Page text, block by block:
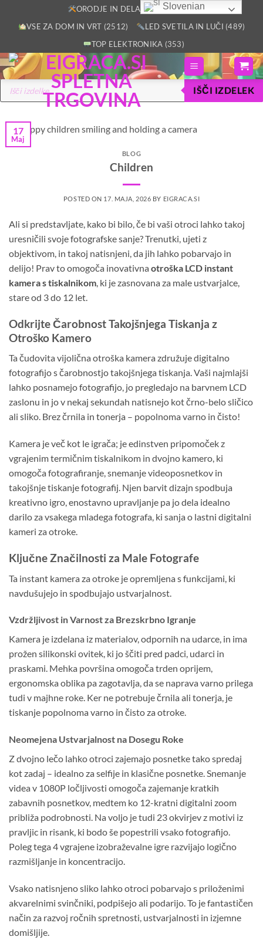
ORODJE IN DELAVNICA (2805)
VSE ZA DOM IN VRT (2512)
LED SVETILA IN LUČI (489)
TOP ELEKTRONIKA (353)
Products
search
IŠČI IZDELEK
17
Maj
BLOG
Children
POSTED ON 17. MAJA, 2026 BY EIGRACA.SI
Ali si predstavljate, kako bi bilo, če bi vaši otroci lahko takoj
uresničili svoje fotografske sanje? Trenutki, ujeti z
objektivom, in takoj natisnjeni, da jih lahko pobarvajo in
delijo! Prav to omogoča inovativna otroška LCD instant
kamera s tiskalnikom, ki je zasnovana za male ustvarjalce,
stare od 3 do 12 let.
Odkrijte Čarobnost Takojšnjega Tiskanja z
Otroško Kamero
Ta čudovita vijolična otroška kamera združuje digitalno
fotografijo s čarobnostjo takojšnjega tiskanja. Vaši najmlajši
lahko posnamejo fotografijo, jo pregledajo na barvnem LCD
zaslonu in jo v nekaj sekundah natisnejo kot črno-belo sličico
ali sliko. Brez črnila in tonerja – popolnoma varno in čisto!
Kamera je več kot le igrača; je edinstven pripomoček z
vgrajenim termičnim tiskalnikom in dvojno kamero, ki
omogoča fotografiranje, snemanje videoposnetkov in
takojšnje tiskanje fotografij. Njen barvit dizajn spodbuja
kreativno igro, enostavno upravljanje pa jo dela idealno
darilo za vsakega mladega fotografa, ki sanja o lastni digitalni
kameri za otroke.
Ključne Značilnosti za Male Fotografe
Ta instant kamera za otroke je opremljena s funkcijami, ki
navdušujejo in spodbujajo ustvarjalnost.
Vzdržljivost in Varnost za Brezskrbno Igranje
Kamera je izdelana iz materialov, odpornih na udarce, in ima
prožen silikonski ovitek, ki jo ščiti pred padci, udarci in
praskami. Mehka površina omogoča trden oprijem,
ergonomska oblika pa zagotavlja, da se naprava varno prilega
tudi v majhne roke. Ker ne potrebuje črnila ali tonerja, je
tiskanje popolnoma varno in čisto za otroke.
Neomejena Ustvarjalnost na Dosegu Roke
Z dvojno lečo lahko otroci zajemajo posnetke tako spredaj
kot zadaj – idealno za selfije in klasične posnetke. Snemanje
videa v 1080P ločljivosti omogoča zajemanje kratkih
zabavnih posnetkov, medtem ko 12-kratni digitalni zoom
približa podrobnosti. Na voljo je tudi 23 okvirjev z motivi iz
pravljic in risank, ki bodo še popestrili vsako fotografijo.
Poleg tega 4 vgrajene izobraževalne igre razvijajo logično
razmišljanje in koncentracijo.
Vsako natisnjeno sliko lahko otroci pobarvajo s priloženimi
akvarelnimi svinčniki, podpišejo ali podarijo. To je fantastičen
način za razvoj ročnih spretnosti, ustvarjalnosti in izjemne
domišljije.
Slovenian